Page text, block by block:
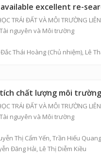
excellent re-
TRÁI ĐẤT VÀ MÔI TRƯỜNG
nguyên và Môi trường
Thái Hoàng (Chủ nhiệm), Lê
chất lượng môi
TRÁI ĐẤT VÀ MÔI TRƯỜNG
nguyên và Môi trường
Thị Cẩm Yến,Trần Hiếu Quang
Đăng Hải, Lê Thị Diễm Kiều